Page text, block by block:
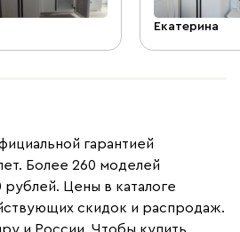
Екатерина
гарантией
Более 260 моделей
рублей. Цены в каталоге
скидок и распродаж.
и России. Чтобы купить